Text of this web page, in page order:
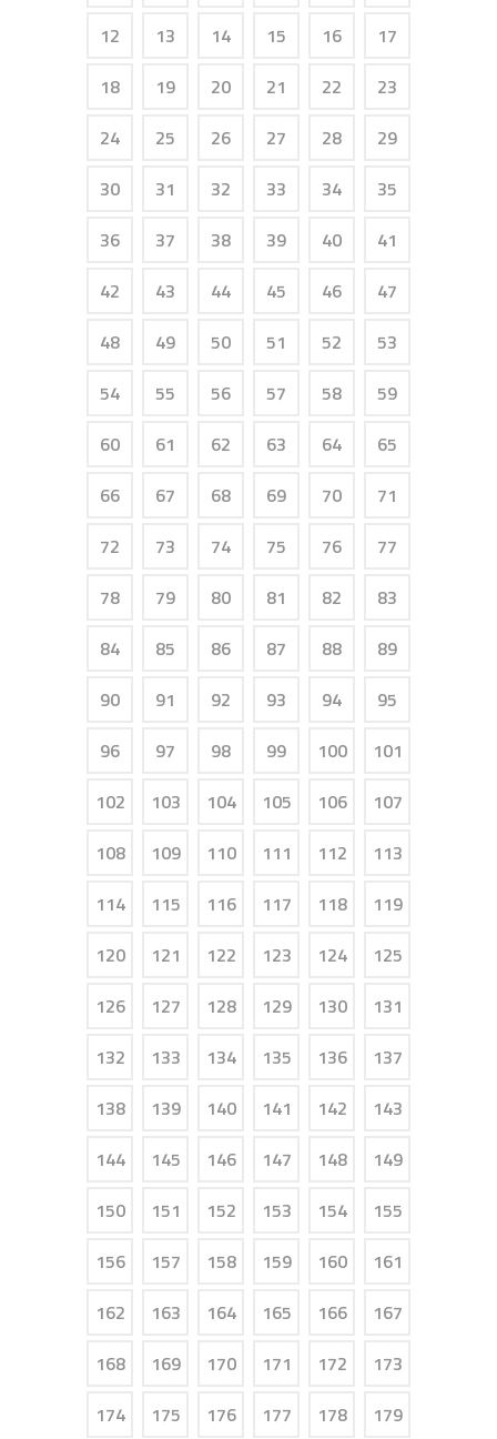
12 13 14 15 16
17
18
19 20 21 22
23
24
25 26 27 28
29
30
31 32 33 34
35
36
37 38 39 40
41
42
43 44 45 46
47
48
49 50 51 52
53
54
55 56 57 58
59
60
61 62 63 64
65
66
67 68 69 70
71
72
73 74 75 76
77
78
79 80 81 82
83
84
85 86 87 88
89
90
91 92 93 94
95
96
97 98 99 100
101
102
103 104 105 106
107
108
109 110 111 112
113
114
115 116 117 118
119
120
121 122 123 124
125
126
127 128 129 130
131
132
133 134 135 136
137
138
139 140 141 142
143
144
145 146 147 148
149
150
151 152 153 154
155
156
157 158 159 160
161
162
163 164 165 166
167
168
169 170 171 172
173
174
175 176 177 178
179